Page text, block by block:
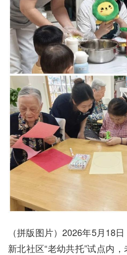
（拼版图片）2026年5月18
新北社区“老幼共托”试点内，